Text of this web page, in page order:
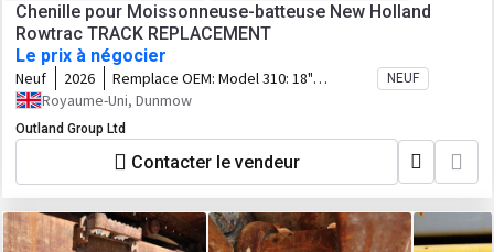
Chenille pour Moissonneuse-batteuse New Holland
Rowtrac TRACK REPLACEMENT
Le prix à négocier
Neuf 2026 Remplace OEM: Model 310: 18"
AT152P457044N51, 24"
AT152P610044N51, 30"
AT152P762044N51 Model 340: 18"
AT152P457044N51, 24"
AT152P762044N51 Model 370: 18"
AT152P457044N51, 24"
AT152P610044N51, 30"
NEUF
Royaume-Uni, Dunmow
Outland Group Ltd
Contacter le vendeur